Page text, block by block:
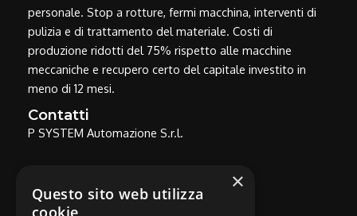
personale. Stop a rotture, fermi macchina, interventi di
pulizia e di trattamento del materiale. Costi di
produzione ridotti del 75% rispetto alle macchine
meccaniche e recupero certo del capitale investito in
meno di 12 mesi.
Contatti
P SYSTEM Automazione S.r.l.
Via Delle Vigne, 166 - 26100 CREMONA
×
Questo sito web utilizza
cookie